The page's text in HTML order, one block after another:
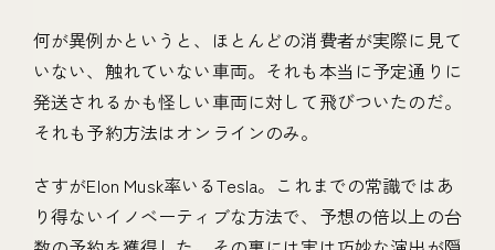
何が異例かというと、ほとんどの消費者が実際に見て
いない、触れていない車両。それも本当に予定通りに
発送されるかも怪しい車両に対して飛びついたのだ。
それも予約方法はオンラインのみ。
さすがElon Musk率いるTesla。これまでの常識ではあ
り得ないイノベーティブな方法で、予想の倍以上の台